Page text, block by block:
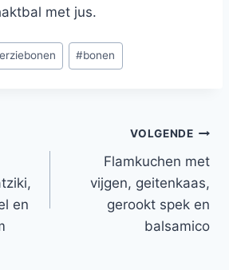
met jus.
#bonen
en
VOLGENDE
Flamkuchen met
vijgen, geitenkaas,
gerookt spek en
balsamico